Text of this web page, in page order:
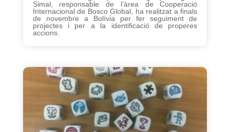
Simal, responsable de l’àrea de Cooperació
Internacional de Bosco Global, ha realitzat a finals
de novembre a Bolívia per fer seguiment de
projectes i per a la identificació de properes
accions.